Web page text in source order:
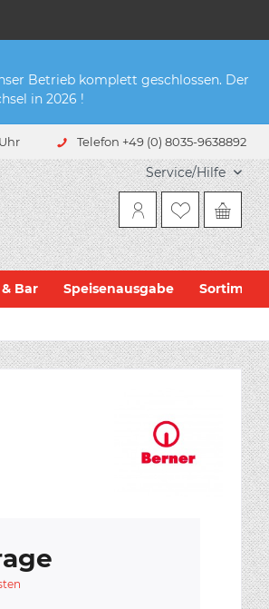
Betrieb komplett geschlossen. Der
in 2026 !
Telefon +49 (0) 8035-9638892
Service/Hilfe
Bar Speisenausgabe